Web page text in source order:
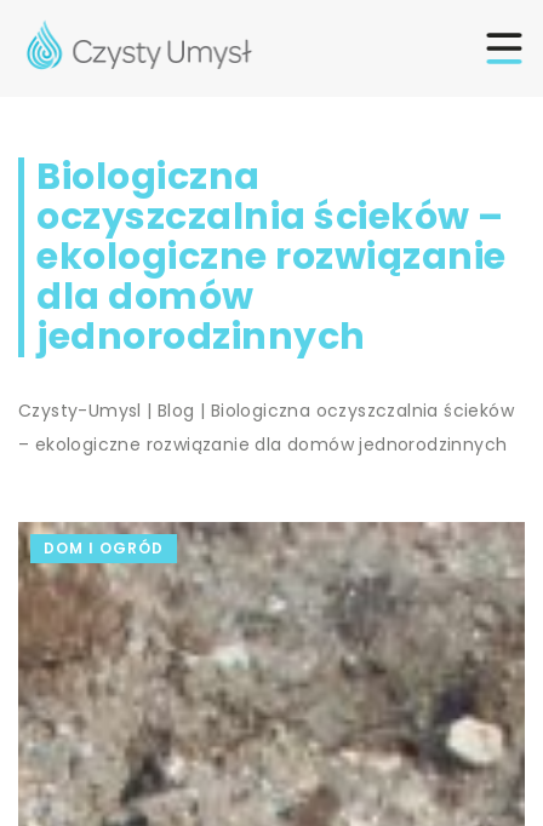
Biologiczna
oczyszczalnia ścieków –
ekologiczne rozwiązanie
dla domów
jednorodzinnych
Czysty-Umysl |Blog | Biologiczna oczyszczalnia ścieków
– ekologiczne rozwiązanie dla domów jednorodzinnych
DOM I OGRÓD